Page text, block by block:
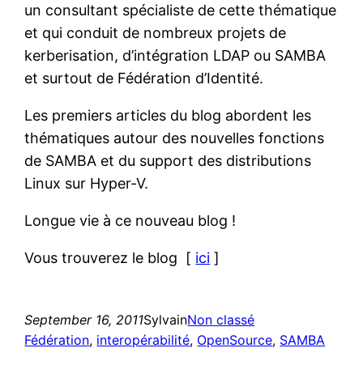
un consultant spécialiste de cette thématique
et qui conduit de nombreux projets de
kerberisation, d’intégration LDAP ou SAMBA
et surtout de Fédération d’Identité.
Les premiers articles du blog abordent les
thématiques autour des nouvelles fonctions
de SAMBA et du support des distributions
Linux sur Hyper-V.
Longue vie à ce nouveau blog !
Vous trouverez le blog [ ici ]
September 16, 2011SylvainNon classé
Fédération, interopérabilité, OpenSource, SAMBA